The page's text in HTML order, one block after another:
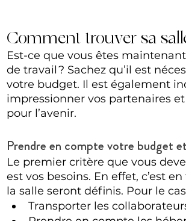
Comment trouver sa
Est-ce que vous êtes
de travail ? Sachez qu’il est
votre budget. Il est également
impressionner vos partenaires
pour l’avenir.
Prendre en compte votre budget
Le premier critère que vous
est vos besoins. En effet, c’est
la salle seront définis. Pour le
Transporter les